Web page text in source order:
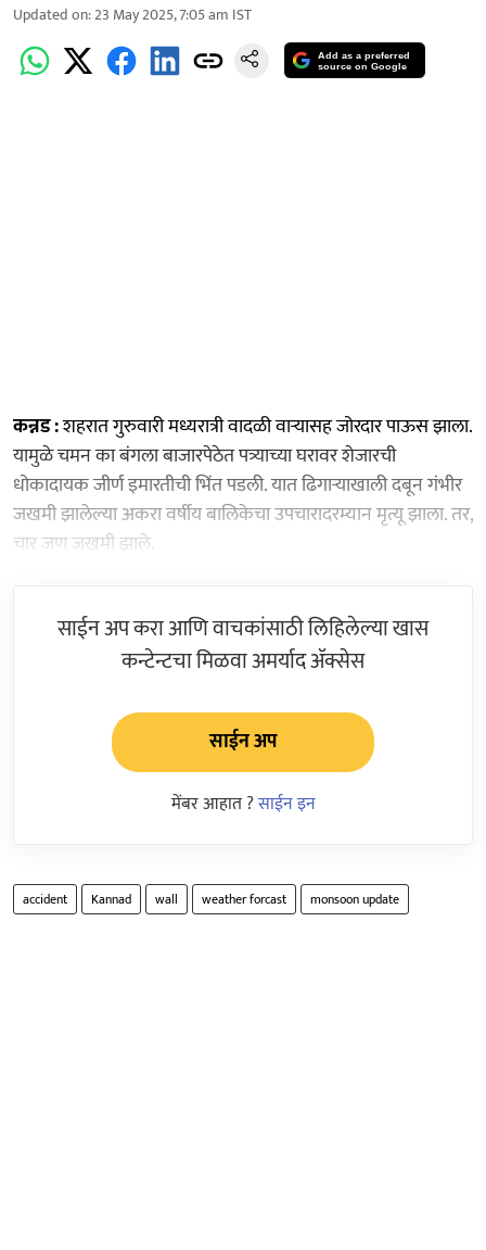
Updated on:23 May 2025, 7:05 am IST
Add as a preferred
source on Google
कन्नड :शहरात गुरुवारी मध्यरात्री वादळी वाऱ्यासह जोरदार पाऊस झाला.
यामुळे चमन का बंगला बाजारपेठेत पत्र्याच्या घरावर शेजारची
धोकादायक जीर्ण इमारतीची भिंत पडली. यात ढिगाऱ्याखाली दबून गंभीर
जखमी झालेल्या अकरा वर्षीय बालिकेचा उपचारादरम्यान मृत्यू झाला. तर,
चार जण जखमी झाले.
साईन अप करा आणि वाचकांसाठी लिहिलेल्या खास
कन्टेन्टचा मिळवा अमर्याद ॲक्सेस
साईन अप
मेंबर आहात ?साईन इन
accident Kannad wall weather forcast monsoon update